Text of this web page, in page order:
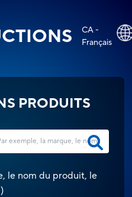
CA -
Français
PRODUITS
le nom du produit, le
)